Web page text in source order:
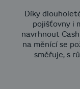
Díky
pojišťovny i
navrhnout
na měnící se
směřuje, s